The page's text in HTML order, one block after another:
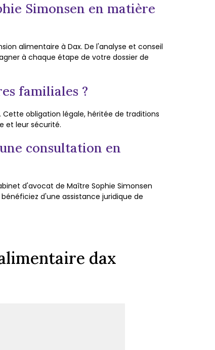
Simonsen en matière
alimentaire à Dax. De l'analyse et conseil
à chaque étape de votre dossier de
familiales ?
obligation légale, héritée de traditions
et leur sécurité.
consultation en
d'avocat de Maître Sophie Simonsen
d'une assistance juridique de
dax